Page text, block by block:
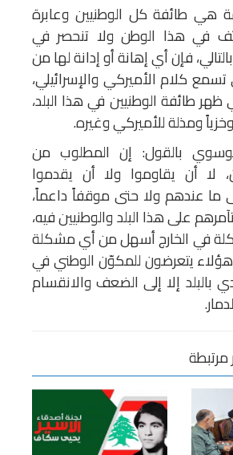
هي طائفة كل الوطنيين وعابرة
في هذا الوطن ولا تنحصر في
فإن أي إهانة أو إدانة لها من
كلام الأميركي والإسرائيلي،
طائفة الوطنيين في هذا البلد،
ومذلة للأميركي وغيره.
بالقول: إن المطلوب من
لا أن يقاوموا ولا أن يقدموا
ما عندهم ولا حتى موقفاً داعماً،
على هذا البلد والوطنيين فيه،
في الخارج أسهل من أي مشكلة
هؤلاء يتعرضون للمكوّن الوطني في
بالبلد إلا إلى الضعف والانقسام
مرتبطة